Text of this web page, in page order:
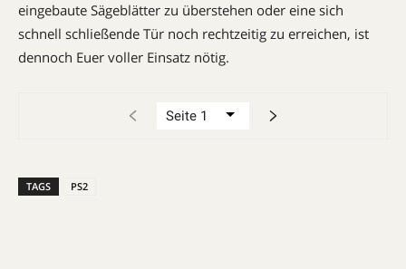
eingebaute Sägeblätter zu überstehen oder eine sich
schnell schließende Tür noch rechtzeitig zu erreichen, ist
dennoch Euer voller Einsatz nötig.
TAGS PS2